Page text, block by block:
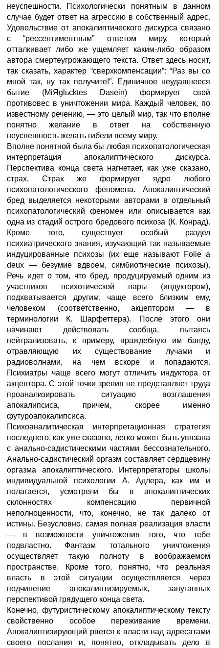
неуспешности. Психологически понятным в данном
случае будет ответ на агрессию в собственный адрес.
Удовольствие от апокалиптического дискурса связано
с “рессентиментным” ответом миру, который
отталкивает либо же ущемляет каким-либо образом
автора смертеугрожающего текста. Ответ здесь носит,
так сказать, характер “сверхкомпенсации”: “Раз вы со
мной так, ну так получите!”. Единичное неудавшееся
бытие (MiЯglьcktes Dasein) формирует свой
противовес в уничтожении мира. Каждый человек, по
известному речению, — это целый мир, так что вполне
понятно желание в ответ на собственную
неуспешность желать гибели всему миру.
Вполне понятной была бы любая психопатологическая
интерпретация апокалиптического дискурса.
Перспектива конца света нагнетает, как уже сказано,
страх. Страх же формирует ядро любого
психопатологического феномена. Апокалиптический
бред выделяется некоторыми авторами в отдельный
психопатологический феномен или описывается как
одна из стадий острого бредового психоза (К. Конрад).
Кроме того, существует особый раздел
психиатрического знания, изучающий так называемые
индуцированные психозы (их еще называют Folie a
deux — безумие вдвоем, симбиотические психозы).
Речь идет о том, что бред, продуцируемый одним из
участников психотической пары (индуктором),
подхватывается другим, чаще всего близким ему,
человеком (соответственно, акцептором — в
терминологии К. Шарфеттера). После этого они
начинают действовать сообща, пытаясь
нейтрализовать, к примеру, враждебную им банду,
отравляющую их существование лучами и
радиоволнами, на чем вскоре и попадаются.
Психиатры чаще всего могут отличить индуктора от
акцептора. С этой точки зрения не представляет труда
проанализировать ситуацию возглашения
апокалипсиса, причем, скорее именно
футуроапокалипсиса.
Психоаналитическая интерпретационная стратегия
последнего, как уже сказано, легко может быть увязана
с анально-садистическими частями бессознательного.
Анально-садистический оргазм составляет сердцевину
оргазма апокалиптического. Интерпретаторы школы
индивидуальной психологии А. Адлера, как им и
полагается, усмотрели бы в апокалиптических
склонностях компенсацию первичной
неполноценности, что, конечно, не так далеко от
истины. Безусловно, самая полная реализация власти
— в возможности уничтожения того, что тебе
подвластно. Фантазм тотального уничтожения
осуществляет такую полноту в воображаемом
пространстве. Кроме того, понятно, что реальная
власть в этой ситуации осуществляется через
подчинение апокалиптизируемых, запуганных
перспективой грядущего конца света.
Конечно, футуристическому апокалиптическому тексту
свойственно особое переживание времени.
Апокалиптизирующий рвется к власти над адресатами
своего послания и, понятно, откладывать дело в